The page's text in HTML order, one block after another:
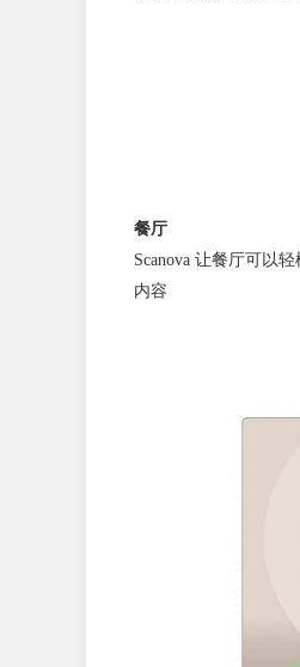
餐厅
Scanova 让餐厅可以
内容